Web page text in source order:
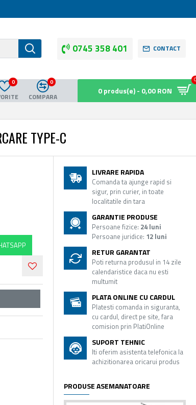
0745 358 401 CONTACT
0
COMPARA
0
0 produs(e) - 0,00 RON
TYPE-C
LIVRARE RAPIDA
Comanda ta ajunge rapid si
sigur, prin curier, in toate
localitatile din tara
GARANTIE PRODUSE
Persoane fizice: 24 luni
Persoane juridice: 12 luni
RETUR GARANTAT
Poti returna produsul in 14 zile
calendaristice daca nu esti
multumit
PLATA ONLINE CU CARDUL
Platesti comanda in siguranta,
cu cardul, direct pe site, fara
comision prin PlatiOnline
SUPORT TEHNIC
Iti oferim asistenta telefonica la
achizitionarea oricarui produs
PRODUSE ASEMANATOARE